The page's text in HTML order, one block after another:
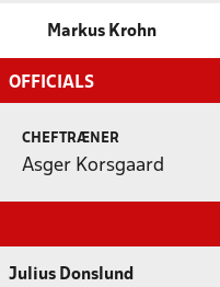
Markus Krohn
OFFICIALS
CHEFTRÆNER
Asger Korsgaard
Julius Donslund